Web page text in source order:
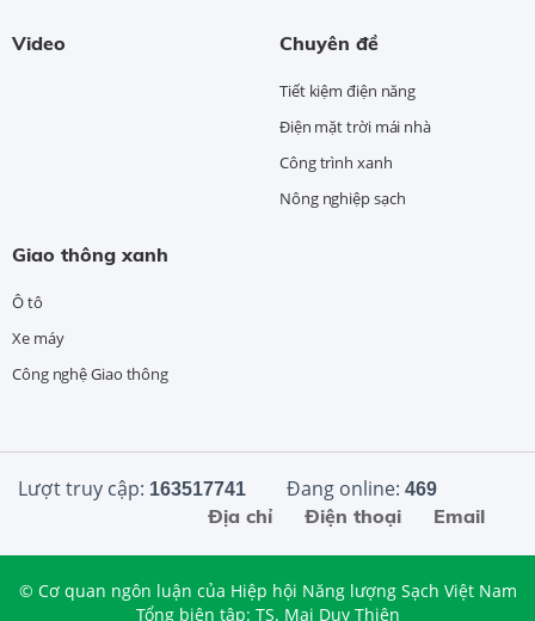
Video Chuyên đề
Tiết kiệm điện năng
Điện mặt trời mái nhà
Công trình xanh
Nông nghiệp sạch
Giao thông xanh
Ô tô
Xe máy
Công nghệ Giao thông
Lượt truy cập: 163517741 Đang online: 469
Email
Điện thoại
Địa chỉ
© Cơ quan ngôn luận của Hiệp hội Năng lượng Sạch Việt Nam
Tổng biên tập: TS. Mai Duy Thiện